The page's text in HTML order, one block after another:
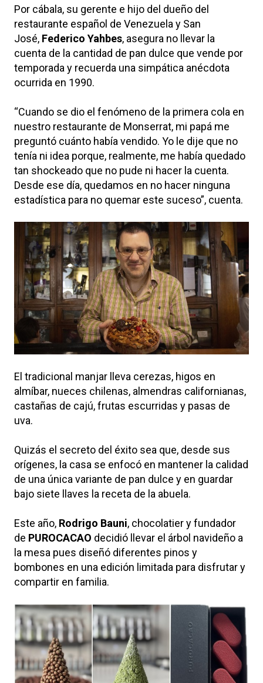
Por cábala, su gerente e hijo del dueño del
restaurante español de Venezuela y San
José, Federico Yahbes, asegura no llevar la
cuenta de la cantidad de pan dulce que vende por
temporada y recuerda una simpática anécdota
ocurrida en 1990.
“Cuando se dio el fenómeno de la primera cola en
nuestro restaurante de Monserrat, mi papá me
preguntó cuánto había vendido. Yo le dije que no
tenía ni idea porque, realmente, me había quedado
tan shockeado que no pude ni hacer la cuenta.
Desde ese día, quedamos en no hacer ninguna
estadística para no quemar este suceso”, cuenta.
El tradicional manjar lleva cerezas, higos en
almíbar, nueces chilenas, almendras californianas,
castañas de cajú, frutas escurridas y pasas de
uva.
Quizás el secreto del éxito sea que, desde sus
orígenes, la casa se enfocó en mantener la calidad
de una única variante de pan dulce y en guardar
bajo siete llaves la receta de la abuela.
Este año, Rodrigo Bauni, chocolatier y fundador
de PUROCACAO decidió llevar el árbol navideño a
la mesa pues diseñó diferentes pinos y
bombones en una edición limitada para disfrutar y
compartir en familia.